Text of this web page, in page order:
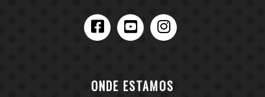
ONDE ESTAMOS